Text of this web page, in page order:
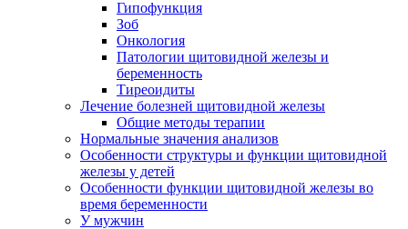
Гипофункция
Зоб
Онкология
Патологии щитовидной железы и
беременность
Тиреоидиты
Лечение болезней щитовидной железы
Общие методы терапии
Нормальные значения анализов
Особенности структуры и функции щитовидной
железы у детей
Особенности функции щитовидной железы во
время беременности
У мужчин